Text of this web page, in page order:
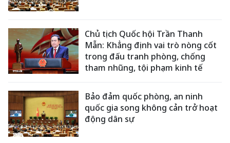
Chủ tịch Quốc hội Trần Thanh
Mẫn: Khẳng định vai trò nòng cốt
trong đấu tranh phòng, chống
tham nhũng, tội phạm kinh tế
Bảo đảm quốc phòng, an ninh
quốc gia song không cản trở hoạt
động dân sự